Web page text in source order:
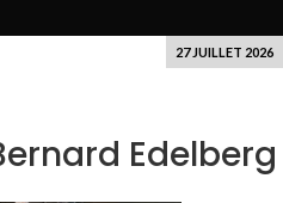
Edelberg
27 JUILLET 2026